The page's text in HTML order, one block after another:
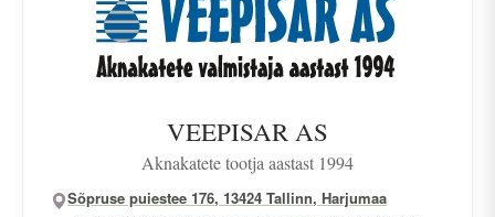
VEEPISAR AS
Aknakatete tootja aastast 1994
Sõpruse puiestee 176, 13424 Tallinn, Harjumaa